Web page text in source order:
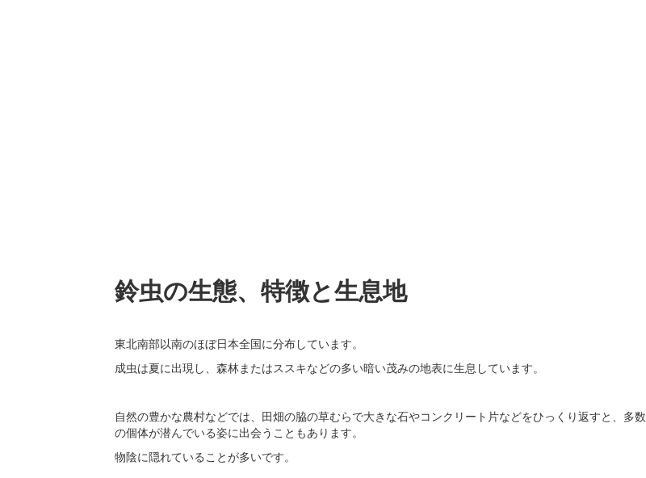
鈴虫の生態、特徴と生息地
東北南部以南のほぼ日本全国に分布しています。
成虫は夏に出現し、森林またはススキなどの多い暗い茂みの地表に生息しています。
自然の豊かな農村などでは、田畑の脇の草むらで大きな石やコンクリート片などをひっくり返すと、多数
の個体が潜んでいる姿に出会うこともあります。
物陰に隠れていることが多いです。